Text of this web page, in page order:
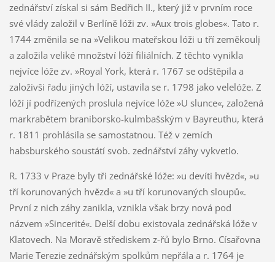
zednářství získal si sám Bedřich II., který již v prvním roce
své vlády založil v Berlíně lóži zv. »Aux trois globes«. Tato r.
1744 změnila se na »Velikou mateřskou lóži u tří zeměkoulį
a založila veliké množství lóží filiálních. Z těchto vynikla
nejvíce lóže zv. »Royal York, která r. 1767 se odštěpila a
založivši řadu jiných lóží, ustavila se r. 1798 jako velelóže. Z
lóží jí podřízených proslula nejvíce lóže »U slunce«, založená
markrabětem braniborsko-kulmbašským v Bayreuthu, která
r. 1811 prohlásila se samostatnou. Též v zemích
habsburského soustátí svob. zednářství záhy vykvetlo.
R. 1733 v Praze byly tři zednářské lóže: »u devíti hvězd«, »u
tří korunovaných hvězd« a »u tří korunovaných sloupů«.
První z nich záhy zanikla, vznikla však brzy nová pod
názvem »Sincerité«. Delší dobu existovala zednářská lóže v
Klatovech. Na Moravě střediskem z-řů bylo Brno. Císařovna
Marie Terezie zednářským spolkům nepřála a r. 1764 je